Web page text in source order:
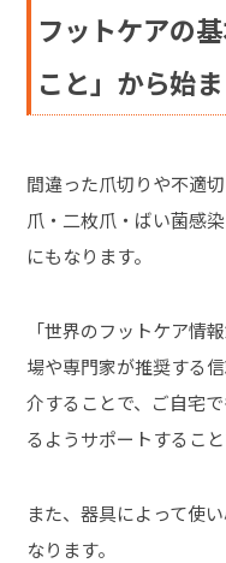
フットケアの
こと」から始ま
間違った爪切りや不適
爪・二枚爪・ばい菌感
にもなります。
「世界のフットケア情
場や専門家が推奨する
介することで、ご自宅
るようサポートするこ
また、器具によって使
なります。